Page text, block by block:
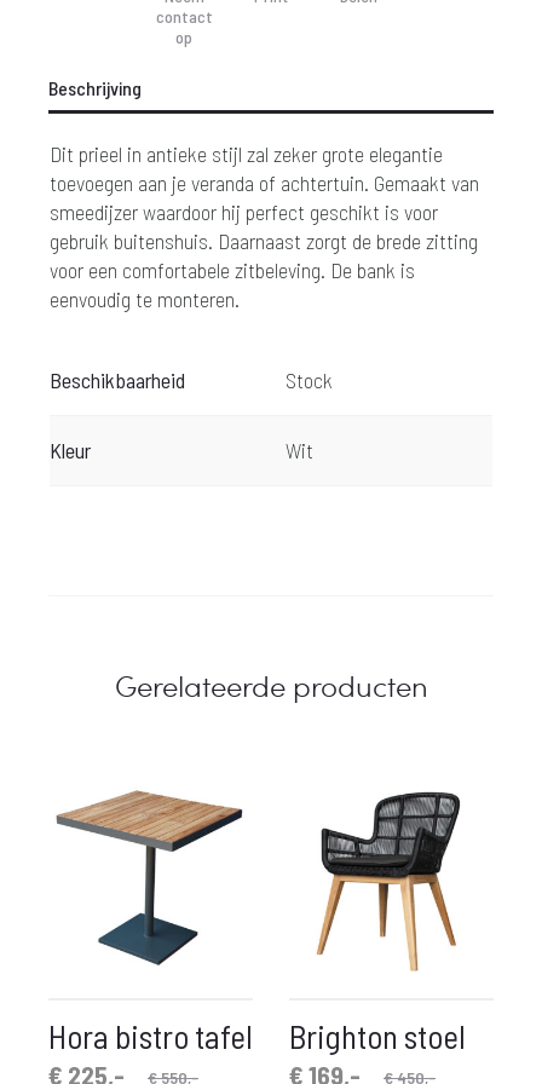
contact
op
Beschrijving
Dit prieel in antieke stijl zal zeker grote elegantie
toevoegen aan je veranda of achtertuin. Gemaakt van
smeedijzer waardoor hij perfect geschikt is voor
gebruik buitenshuis. Daarnaast zorgt de brede zitting
voor een comfortabele zitbeleving. De bank is
eenvoudig te monteren.
Beschikbaarheid Stock
Kleur Wit
Gerelateerde producten
Hora bistro tafel
€550,-
€ 225,-
Brighton stoel
€450,-
Oorspronkelijke
€169,-
Huidige